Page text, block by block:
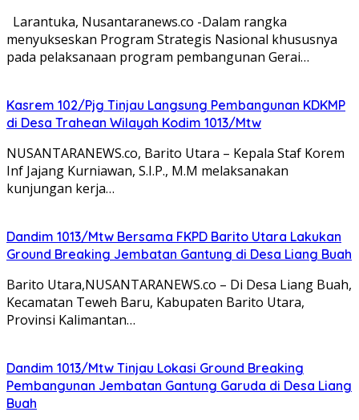
Larantuka, Nusantaranews.co -Dalam rangka
menyukseskan Program Strategis Nasional khususnya
pada pelaksanaan program pembangunan Gerai…
Kasrem 102/Pjg Tinjau Langsung Pembangunan KDKMP
di Desa Trahean Wilayah Kodim 1013/Mtw
NUSANTARANEWS.co, Barito Utara – Kepala Staf Korem
Inf Jajang Kurniawan, S.I.P., M.M melaksanakan
kunjungan kerja…
Dandim 1013/Mtw Bersama FKPD Barito Utara Lakukan
Ground Breaking Jembatan Gantung di Desa Liang Buah
Barito Utara,NUSANTARANEWS.co – Di Desa Liang Buah,
Kecamatan Teweh Baru, Kabupaten Barito Utara,
Provinsi Kalimantan…
Dandim 1013/Mtw Tinjau Lokasi Ground Breaking
Pembangunan Jembatan Gantung Garuda di Desa Liang
Buah